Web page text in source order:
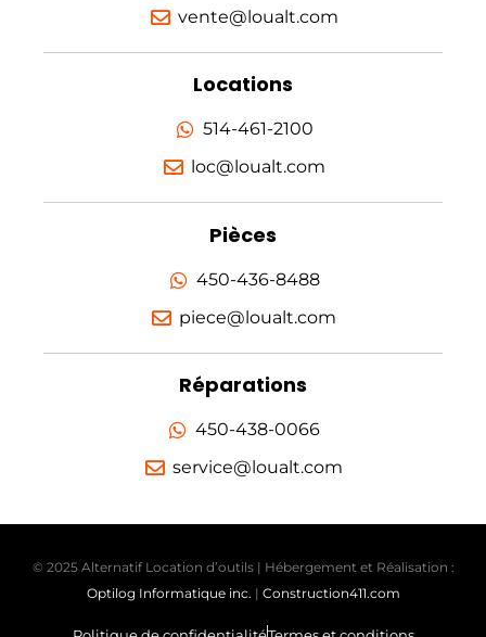
vente@loualt.com
Locations
514-461-2100
loc@loualt.com
Pièces
450-436-8488
piece@loualt.com
Réparations
450-438-0066
service@loualt.com
© 2025 Alternatif Location d’outils | Hébergement et Réalisation :
Optilog Informatique inc. | Construction411.com